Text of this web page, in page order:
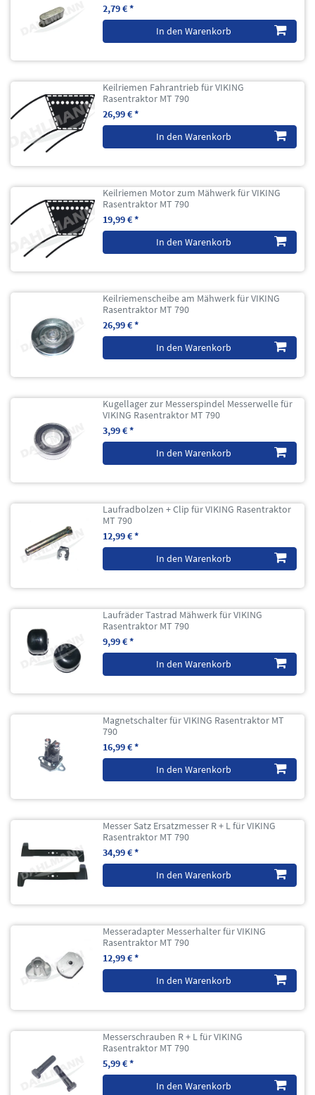
2,79 € *
In den Warenkorb
Keilriemen Fahrantrieb für VIKING
Rasentraktor MT 790
26,99 € *
In den Warenkorb
Keilriemen Motor zum Mähwerk für VIKING
Rasentraktor MT 790
19,99 € *
In den Warenkorb
Keilriemenscheibe am Mähwerk für VIKING
Rasentraktor MT 790
26,99 € *
In den Warenkorb
Kugellager zur Messerspindel Messerwelle für
VIKING Rasentraktor MT 790
3,99 € *
In den Warenkorb
Laufradbolzen + Clip für VIKING Rasentraktor
MT 790
12,99 € *
In den Warenkorb
Laufräder Tastrad Mähwerk für VIKING
Rasentraktor MT 790
9,99 € *
In den Warenkorb
Magnetschalter für VIKING Rasentraktor MT
790
16,99 € *
In den Warenkorb
Messer Satz Ersatzmesser R + L für VIKING
Rasentraktor MT 790
34,99 € *
In den Warenkorb
Messeradapter Messerhalter für VIKING
Rasentraktor MT 790
12,99 € *
In den Warenkorb
Messerschrauben R + L für VIKING
Rasentraktor MT 790
5,99 € *
In den Warenkorb